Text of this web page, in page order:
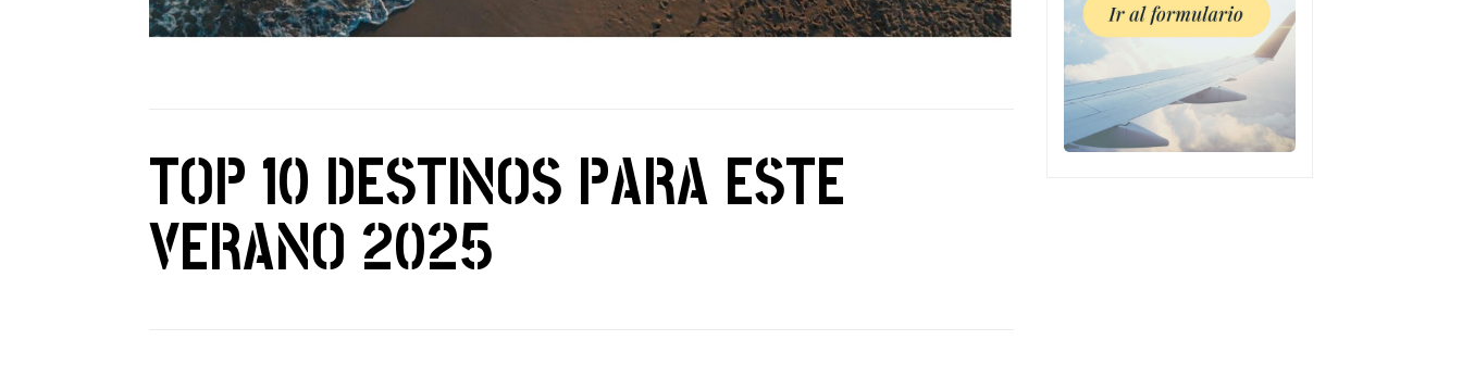
TOP 10 DESTINOS PARA ESTE
VERANO 2025